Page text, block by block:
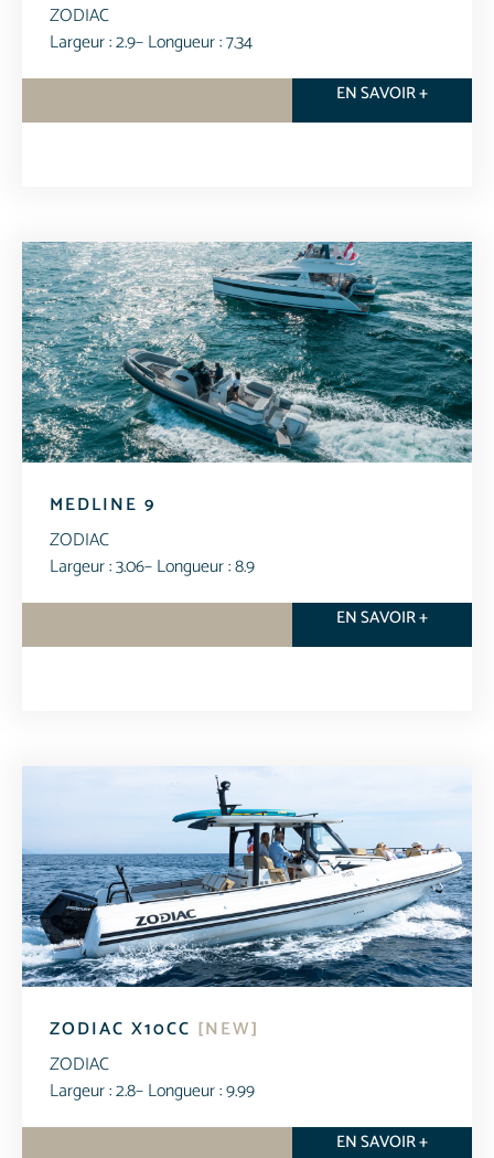
ZODIAC
Largeur : 2.9– Longueur : 7.34
EN SAVOIR +
MEDLINE 9
ZODIAC
Largeur : 3.06– Longueur : 8.9
EN SAVOIR +
ZODIAC X10CC [NEW]
ZODIAC
Largeur : 2.8– Longueur : 9.99
EN SAVOIR +